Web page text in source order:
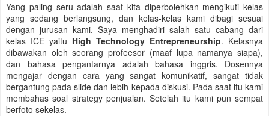
Yang paling seru adalah saat kita diperbolehkan mengikuti kelas
yang sedang berlangsung, dan kelas-kelas kami dibagi sesuai
dengan jurusan kami. Saya menghadiri salah satu cabang dari
kelas ICE yaitu High Technology Entrepreneurship. Kelasnya
dibawakan oleh seorang profeesor (maaf lupa namanya siapa),
dan bahasa pengantarnya adalah bahasa inggris. Dosennya
mengajar dengan cara yang sangat komunikatif, sangat tidak
bergantung pada slide dan lebih kepada diskusi. Pada saat itu kami
membahas soal strategy penjualan. Setelah itu kami pun sempat
berfoto sekelas.